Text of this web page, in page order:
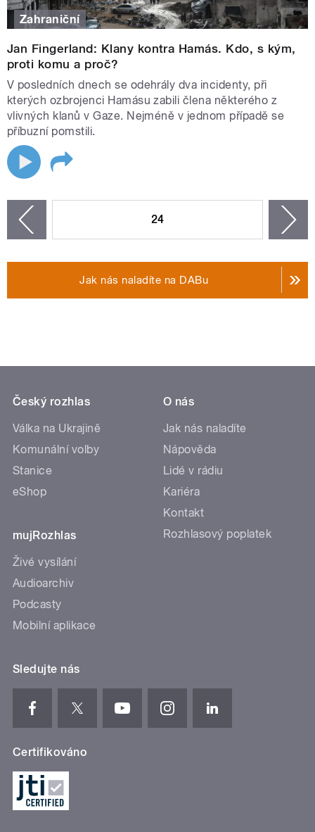
Zahraniční
Jan Fingerland: Klany kontra Hamás. Kdo, s kým,
proti komu a proč?
V posledních dnech se odehrály dva incidenty, při
kterých ozbrojenci Hamásu zabili člena některého z
vlivných klanů v Gaze. Nejméně v jednom případě se
příbuzní pomstili.
24
Jak nás naladíte na DABu
Český rozhlas
Válka na Ukrajině
Komunální volby
Stanice
eShop
mujRozhlas
Živé vysílání
Audioarchiv
Podcasty
Mobilní aplikace
O nás
Jak nás naladíte
Nápověda
Lidé v rádiu
Kariéra
Kontakt
Rozhlasový poplatek
Sledujte nás
Certifikováno